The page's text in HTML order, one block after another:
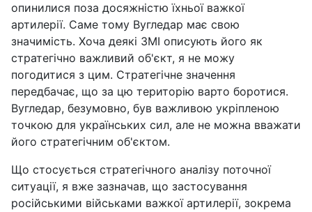
опинилися поза досяжністю їхньої важкої
артилерії. Саме тому Вугледар має свою
значимість. Хоча деякі ЗМІ описують його як
стратегічно важливий об'єкт, я не можу
погодитися з цим. Стратегічне значення
передбачає, що за цю територію варто боротися.
Вугледар, безумовно, був важливою укріпленою
точкою для українських сил, але не можна вважати
його стратегічним об'єктом.
Що стосується стратегічного аналізу поточної
ситуації, я вже зазначав, що застосування
російськими військами важкої артилерії, зокрема